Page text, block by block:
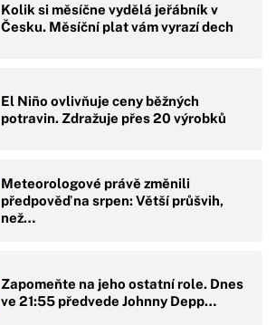
Kolik si měsíčne vydělá jeřábník v
Česku. Měsíční plat vám vyrazí dech
El Niño ovlivňuje ceny běžných
potravin. Zdražuje přes 20 výrobků
Meteorologové právě změnili
předpověď na srpen: Větší průšvih,
než…
Zapomeňte na jeho ostatní role. Dnes
ve 21:55 předvede Johnny Depp…